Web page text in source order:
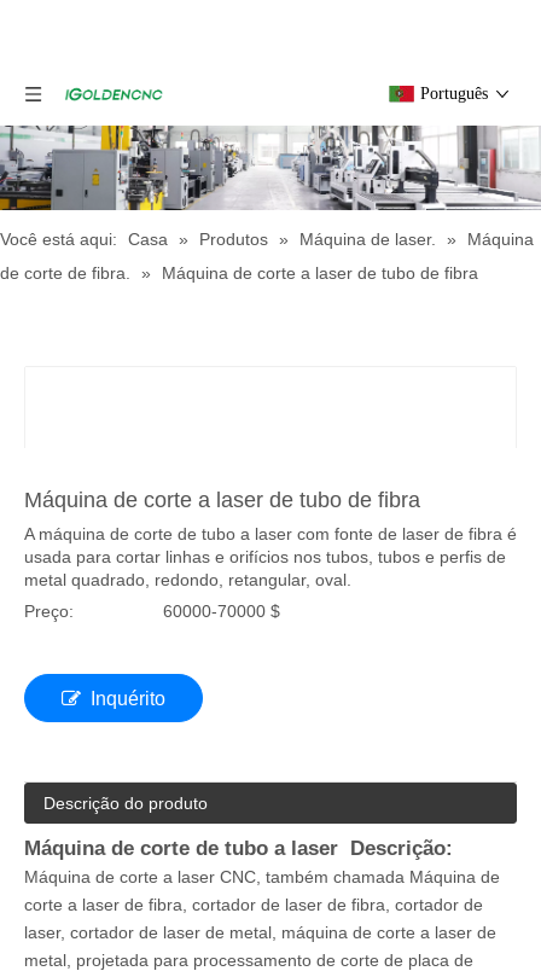
Português
Você está aqui: Casa » Produtos » Máquina de laser. »
Máquina
de corte de fibra.
» Máquina de corte a laser de tubo de fibra
Máquina de corte a laser de tubo de fibra
A máquina de corte de tubo a laser com fonte de laser de fibra é
usada para cortar linhas e orifícios nos tubos, tubos e perfis de
metal quadrado, redondo, retangular, oval.
Preço:
60000-70000 $
Inquérito
Descrição do produto
Máquina de corte de tubo a laser Descrição:
Máquina de corte a laser CNC, também chamada Máquina de
corte a laser de fibra, cortador de laser de fibra, cortador de
laser, cortador de laser de metal, máquina de corte a laser de
metal, projetada para processamento de corte de placa de